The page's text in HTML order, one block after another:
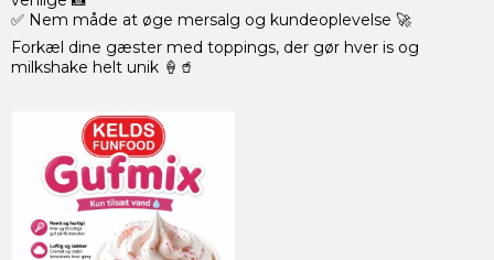
✅ Nem måde at øge mersalg og kundeoplevelse 🚀
Forkæl dine gæster med toppings, der gør hver is og
milkshake helt unik 🍦🥤